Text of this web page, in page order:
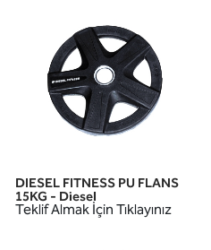
DIESEL FITNESS PU FLANS
15KG - Diesel
Teklif Almak İçin Tıklayınız